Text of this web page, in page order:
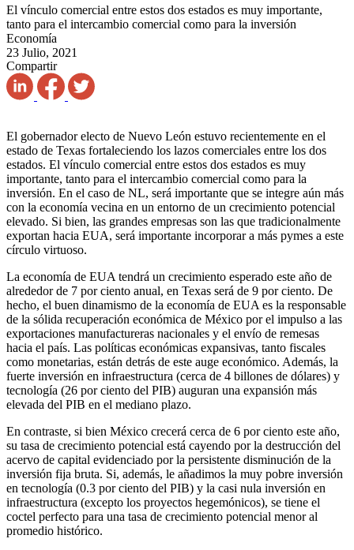
El vínculo comercial entre estos dos estados es muy importante,
tanto para el intercambio comercial como para la inversión
Economía
23 Julio, 2021
Compartir
El gobernador electo de Nuevo León estuvo recientemente en el
estado de Texas fortaleciendo los lazos comerciales entre los dos
estados. El vínculo comercial entre estos dos estados es muy
importante, tanto para el intercambio comercial como para la
inversión. En el caso de NL, será importante que se integre aún más
con la economía vecina en un entorno de un crecimiento potencial
elevado. Si bien, las grandes empresas son las que tradicionalmente
exportan hacia EUA, será importante incorporar a más pymes a este
círculo virtuoso.
La economía de EUA tendrá un crecimiento esperado este año de
alrededor de 7 por ciento anual, en Texas será de 9 por ciento. De
hecho, el buen dinamismo de la economía de EUA es la responsable
de la sólida recuperación económica de México por el impulso a las
exportaciones manufactureras nacionales y el envío de remesas
hacia el país. Las políticas económicas expansivas, tanto fiscales
como monetarias, están detrás de este auge económico. Además, la
fuerte inversión en infraestructura (cerca de 4 billones de dólares) y
tecnología (26 por ciento del PIB) auguran una expansión más
elevada del PIB en el mediano plazo.
En contraste, si bien México crecerá cerca de 6 por ciento este año,
su tasa de crecimiento potencial está cayendo por la destrucción del
acervo de capital evidenciado por la persistente disminución de la
inversión fija bruta. Si, además, le añadimos la muy pobre inversión
en tecnología (0.3 por ciento del PIB) y la casi nula inversión en
infraestructura (excepto los proyectos hegemónicos), se tiene el
coctel perfecto para una tasa de crecimiento potencial menor al
promedio histórico.